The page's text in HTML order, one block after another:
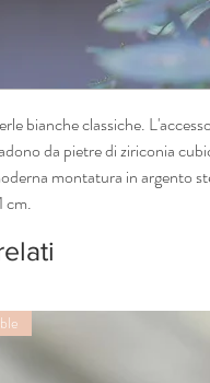
bianche classiche.
da pietre di ziriconia
montatura in argento
cm.